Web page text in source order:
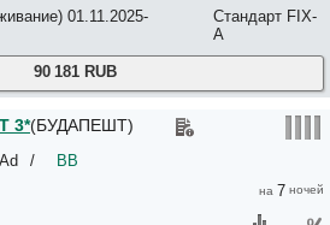
3*
Budapest 2*
3*+
Center 3*
3*
01.11.2025-
Стандарт FIX-
A
90 181 RUB
7
3*(БУДАПЕШТ)
/ BB